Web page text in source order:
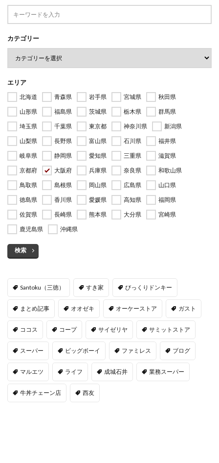
カテゴリー
エリア
北海道 青森県 岩手県 宮城県
秋田県
山形県
福島県 茨城県 栃木県
群馬県
埼玉県
千葉県 東京都 神奈川県
新潟県
山梨県
長野県 富山県 石川県
福井県
岐阜県
静岡県 愛知県 三重県
滋賀県
京都府
大阪府 兵庫県 奈良県
和歌山県
鳥取県
島根県 岡山県 広島県
山口県
徳島県
香川県 愛媛県 高知県
福岡県
佐賀県
長崎県 熊本県 大分県
宮崎県
鹿児島県
沖縄県
検索
Santoku（三徳） すき家 びっくりドンキー
まとめ記事 オオゼキ オーケーストア ガスト
ココス コープ サイゼリヤ サミットストア
スーパー ビッグボーイ ファミレス ブログ
マルエツ ライフ 成城石井 業務スーパー
牛丼チェーン店 西友